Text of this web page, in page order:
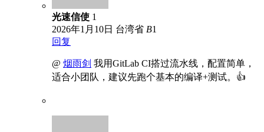
光速信使 1
2026年1月10日 台湾省 B1
回复
@ 烟雨剑 我用GitLab CI搭过流水线，配置简单，
适合小团队，建议先跑个基本的编译+测试。👍